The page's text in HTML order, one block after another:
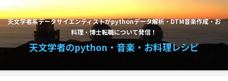
天文学者系データサイエンティストがpythonデータ解析・DTM音楽作成・お
料理・博士転職について発信！
天文学者のpython・音楽・お料理レシピ